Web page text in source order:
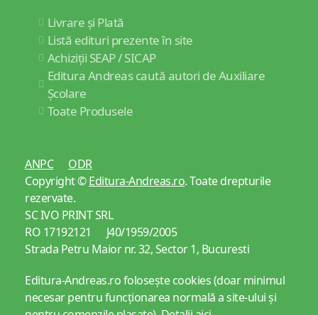
Livrare și Plată
Listă edituri prezente în site
Achiziții SEAP / SICAP
Editura Andreas caută autori de Auxiliare
Școlare
Toate Produsele
ANPC
ODR
Copyright ©Editura-Andreas.ro. Toate drepturile
rezervate.
SC IVO PRINT SRL
RO 17192121 J40/1959/2005
Strada Petru Maior nr. 32, Sector 1, Bucuresti
Editura-Andreas.ro folosește cookies (doar minimul
necesar pentru funcționarea normală a site-ului și